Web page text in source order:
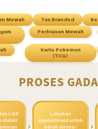
Mewah Tas Branded
Perhiasan Mewah
Kartu Pokémon
(TCG)
PROSES
LGP
detail
Lakukan
appointment untuk
serah terima /